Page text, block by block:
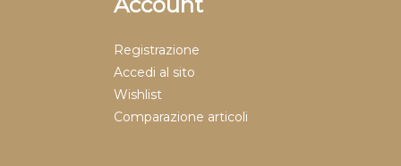
Registrazione
Accedi al sito
Wishlist
Comparazione articoli